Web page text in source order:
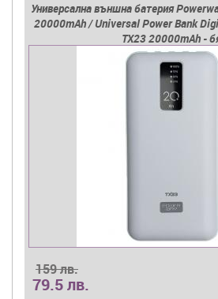
Универсална външна батерия
20000mAh / Universal Power Bank
TX23 20000mAh -
159 лв.
79.5 лв.